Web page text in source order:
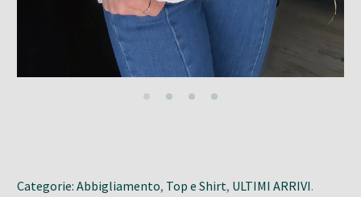
Categorie: Abbigliamento, Top e Shirt, ULTIMI ARRIVI.